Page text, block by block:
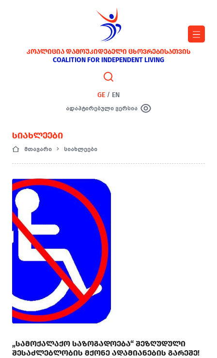
ᲙᲝᲐᲚᲘᲪᲘᲐ ᲓᲐᲛᲝᲣᲙᲘᲓᲔᲑᲔᲚᲘ ᲪᲮᲝᲕᲠᲔᲑᲘᲡᲐᲗᲕᲘᲡ
COALITION FOR INDEPENDENT LIVING
GE / EN
ადაპტირებული ვერსია
ᲡᲘᲐᲮᲚᲔᲔᲑᲘ
მთავარი სიახლეები
„ᲡᲐᲛᲝᲥᲐᲚᲐᲥᲝ ᲡᲐᲖᲝᲒᲐᲓᲝᲔᲑᲐ“ ᲨᲔᲖᲦᲣᲓᲣᲚᲘ
ᲨᲔᲡᲐᲫᲚᲔᲑᲚᲝᲑᲘᲡ ᲛᲥᲝᲜᲔ ᲐᲓᲐᲛᲘᲐᲜᲔᲑᲘᲡ ᲒᲐᲠᲔᲨᲔ!